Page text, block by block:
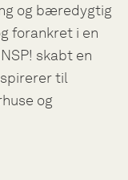
og bæredygtig
forankret i en
skabt en
til
og